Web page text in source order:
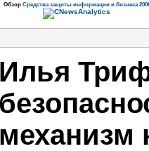
Обзор Средства защиты информации и бизнеса
Илья
механизм